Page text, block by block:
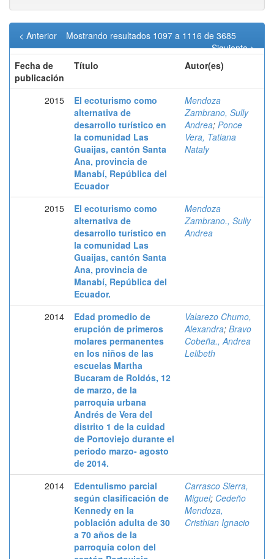
Mostrando resultados 1097 a 1116 de 3685
< Anterior
Siguiente >
Fecha de
publicación
Título Autor(es)
2015
El ecoturismo como
alternativa de
desarrollo turístico en
la comunidad Las
Guaijas, cantón Santa
Ana, provincia de
Manabí, República del
Ecuador
Mendoza
Zambrano, Sully
Andrea; Ponce
Vera, Tatiana
Nataly
2015
El ecoturismo como
alternativa de
desarrollo turístico en
la comunidad Las
Guaijas, cantón Santa
Ana, provincia de
Manabí, República del
Ecuador.
Mendoza
Zambrano., Sully
Andrea
2014
Edad promedio de
erupción de primeros
molares permanentes
en los niños de las
escuelas Martha
Bucaram de Roldós, 12
de marzo, de la
parroquia urbana
Andrés de Vera del
distrito 1 de la cuidad
de Portoviejo durante el
periodo marzo- agosto
de 2014.
Valarezo Chumo,
Alexandra; Bravo
Cobeña., Andrea
Lelibeth
2014
Edentulismo parcial
según clasificación de
Kennedy en la
población adulta de 30
a 70 años de la
parroquia colon del
Carrasco Sierra,
Miguel; Cedeño
Mendoza,
Cristhian Ignacio